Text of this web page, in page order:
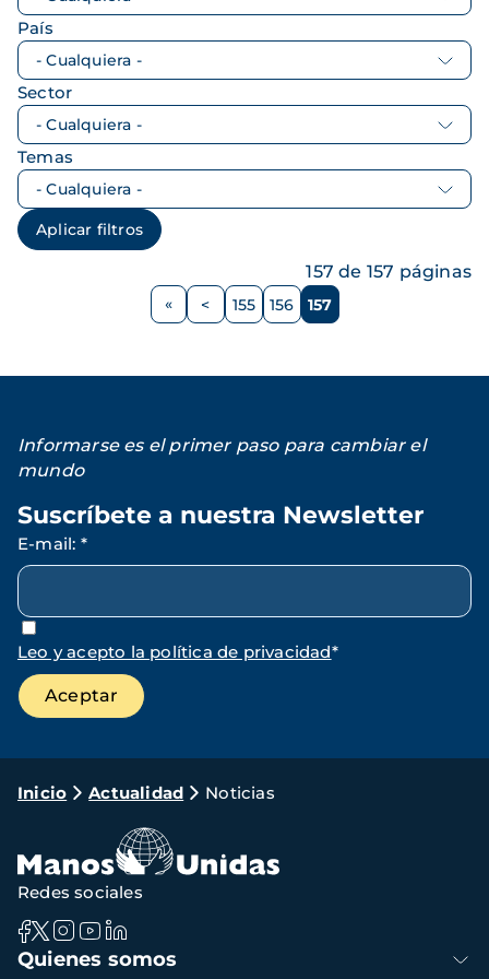
País
Sector
Temas
Página
< Página
155 Página
156 Página
157
157 de 157 páginas
Informarse es el primer paso para cambiar el
mundo
Suscríbete a nuestra Newsletter
E-mail: *
Leo y acepto la política de privacidad*
Ruta
navegación
Inicio Actualidad Noticias
Navegación
Quienes somos
Redes sociales